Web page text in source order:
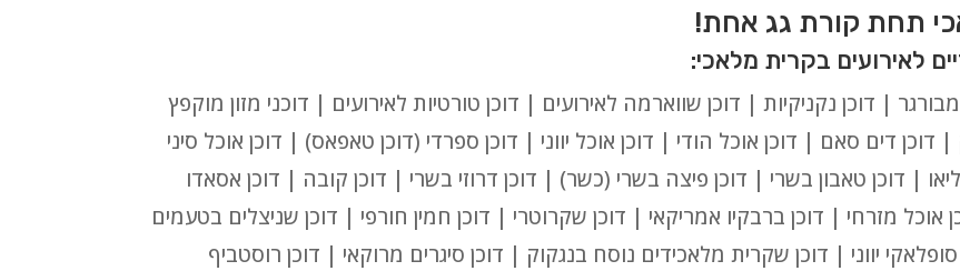
תחת קורת גג אחת!
| דוכן נקניקיות | דוכן שווארמה לאירועים | דוכן טורטיות לאירועים | דוכני מזון מוקפץ
דים סאם | דוכן אוכל הודי | דוכן אוכל יווני | דוכן ספרדי (דוכן טאפאס) | דוכן אוכל סיני
| דוכן טאבון בשרי | דוכן פיצה בשרי (כשר) | דוכן דרוזי בשרי | דוכן קובה | דוכן אסאדו
אוכל מזרחי | דוכן ברבקיו אמריקאי | דוכן שקרוטרי | דוכן חמין חורפי | דוכן שניצלים בטעמים
יווני | דוכן שקרית מלאכידים נוסח בנגקוק | דוכן סיגרים מרוקאי | דוכן רוסטביף